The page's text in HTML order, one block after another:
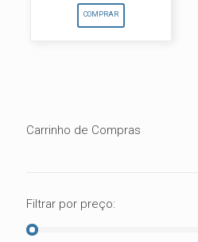
COMPRAR
Carrinho de Compras
Filtrar por preço: